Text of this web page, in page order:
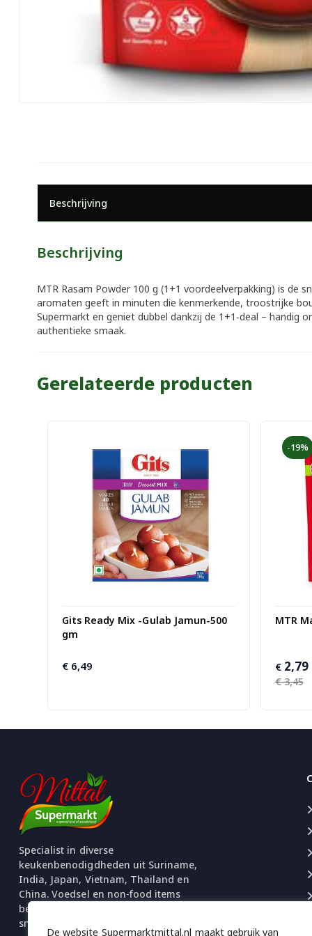
De website Supermarktmittal.nl maakt gebruik van
Beschrijving
Beschrijving
MTR Rasam Powder 100 g (1+1 voordeelverpakking) is de
aromaten geeft in minuten die kenmerkende, troostrijke
Supermarkt en geniet dubbel dankzij de 1+1‑deal –
authentieke smaak.
Gerelateerde producten
Gits Ready Mix -Gulab Jamun-500
gm
€6,49
-19%
MTR
€3,45
prijs
€2,79
Huidige
prijs
Specialist in diverse
keukenbenodigdheden uit Suriname,
India, Japan, Vietnam, Thailand en
China. Voedsel en non-food items
beschikbaar. Uitgebreide selectie
snacks en chips.